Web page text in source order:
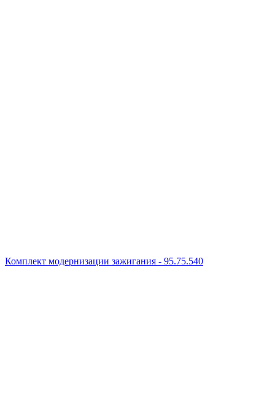
Комплект модернизации зажигания - 95.75.540